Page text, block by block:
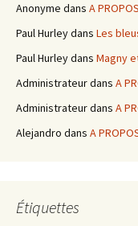
Anonyme dans A
Paul Hurleydans Les
Paul Hurleydans Magny
Administrateurdans A
Administrateurdans A
Alejandro dans A
Étiquettes